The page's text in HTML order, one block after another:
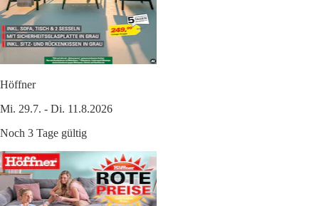
Höffner
Mi. 29.7. - Di. 11.8.2026
Noch 3 Tage gültig